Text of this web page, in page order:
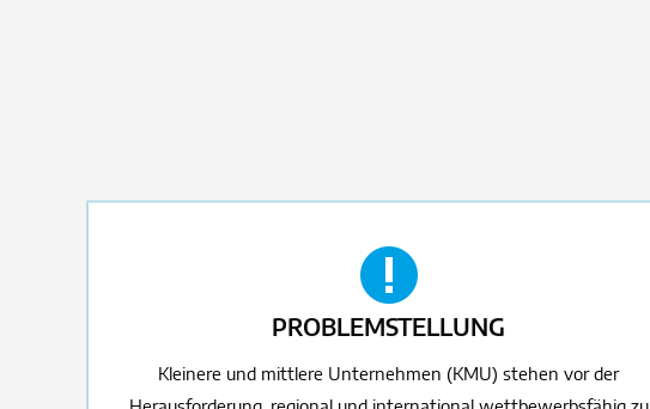
PROBLEMSTELLUNG
Kleinere und mittlere Unternehmen (KMU) stehen vor der